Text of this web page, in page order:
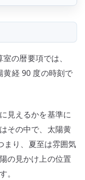
の暦要項では、
黄経 90 度の時刻で
見えるかを基準に
その中で、太陽黄
まり、夏至は雰囲気
の見かけ上の位置
。